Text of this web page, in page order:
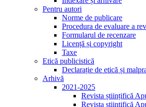
Pentru autori
Norme de publicare
Procedura de evaluare a
Formularul de recenzare
Licență și copyright
Taxe
Etică publicistică
Declarație de etică și
Arhivă
2021-2025
Revista științifică
Revista științifică